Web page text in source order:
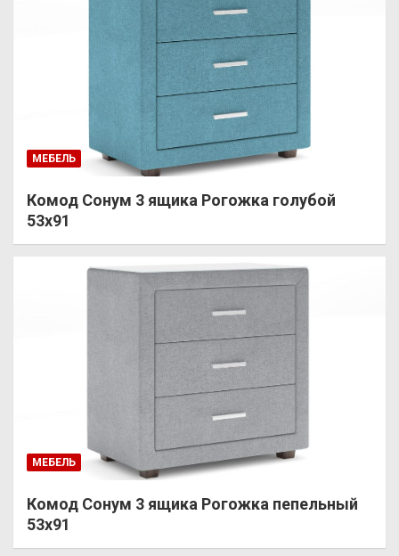
МЕБЕЛЬ
Комод Сонум 3 ящика Рогожка голубой
53х91
МЕБЕЛЬ
Комод Сонум 3 ящика Рогожка пепельный
53х91